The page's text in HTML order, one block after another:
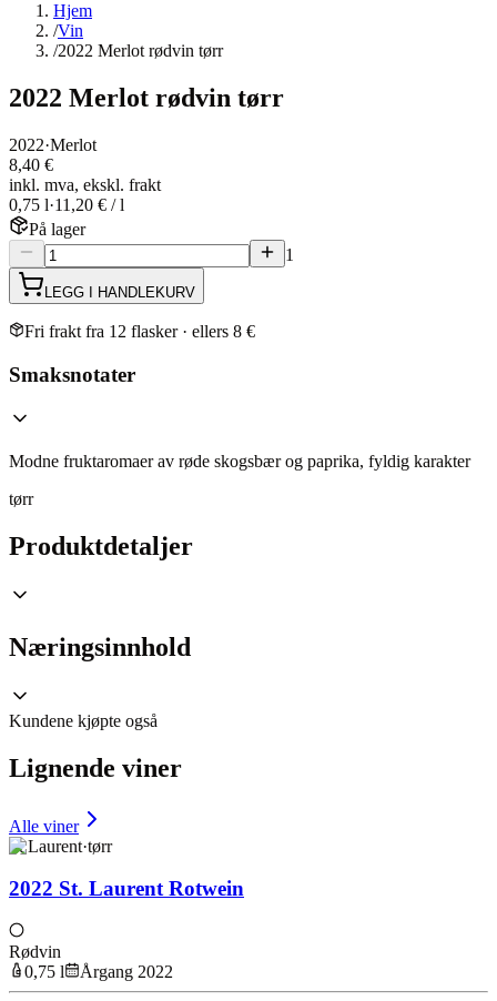
Hjem
/Vin
/2022 Merlot rødvin tørr
2022 Merlot rødvin tørr
2022·Merlot
8,40 €
inkl. mva, ekskl. frakt
0,75 l·11,20 € / l
På lager
1
LEGG I HANDLEKURV
Fri frakt fra 12 flasker · ellers 8 €
Smaksnotater
Modne fruktaromaer av røde skogsbær og paprika, fyldig karakter
tørr
Produktdetaljer
Næringsinnhold
Kundene kjøpte også
Lignende viner
Alle viner
St Laurent·tørr
2022 St. Laurent Rotwein
Rødvin
0,75 l
Årgang 2022